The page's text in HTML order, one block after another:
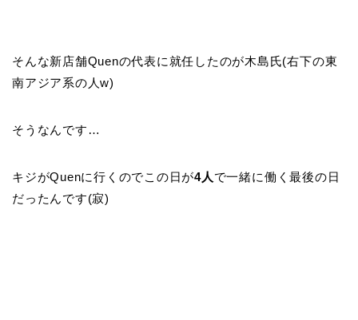
そんな新店舗Quenの代表に就任したのが木島氏(右下の東
南アジア系の人w)
そうなんです…
キジがQuenに行くのでこの日が4人 で一緒に働く最後の日
だったんです(寂)